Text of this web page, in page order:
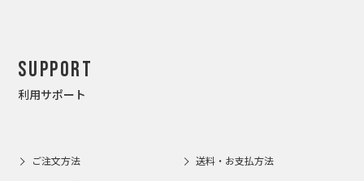
Support
利用サポート
ご注文方法 送料・お支払方法